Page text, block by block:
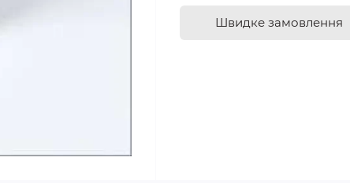
Швидке замовлення